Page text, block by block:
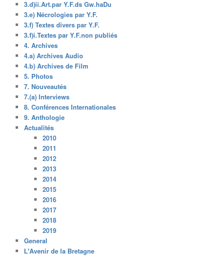
3.d)ii.Art.par Y.F.ds Gw.haDu
3.e) Nécrologies par Y.F.
3.f) Textes divers par Y.F.
3.f)i.Textes par Y.F.non publiés
4. Archives
4.a) Archives Audio
4.b) Archives de Film
5. Photos
7. Nouveautés
7.(a) Interviews
8. Conférences Internationales
9. Anthologie
Actualités
2010
2011
2012
2013
2014
2015
2016
2017
2018
2019
General
L'Avenir de la Bretagne